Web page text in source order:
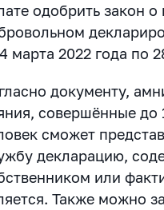
одобрить закон
марта 2022 года по
документу,
совершённые до
сможет
декларацию,
или
Также можно